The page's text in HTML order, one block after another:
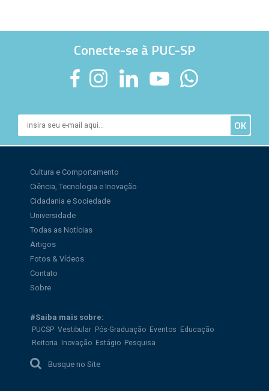
Conecte-se à PUC-SP
Cultura e Comportamento
Ciência, Tecnologia e Inovação
Cidadania e Sociedade
Universidade
Todas as Notícias
Artigos
Fotos & Vídeos
Contato
Sobre
#Saiba mais sobre:
PUCSP Vestibular Pós-Graduação Eventos
Educação
Reitoria
Inovação Estágio Pesquisa
Busque no Site